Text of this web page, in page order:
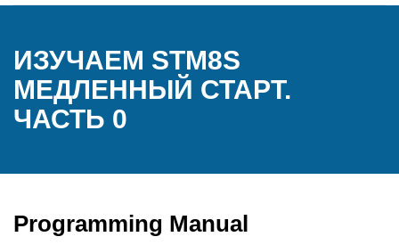
ИЗУЧАЕМ STM8S
МЕДЛЕННЫЙ СТАРТ.
ЧАСТЬ 0
Programming Manual